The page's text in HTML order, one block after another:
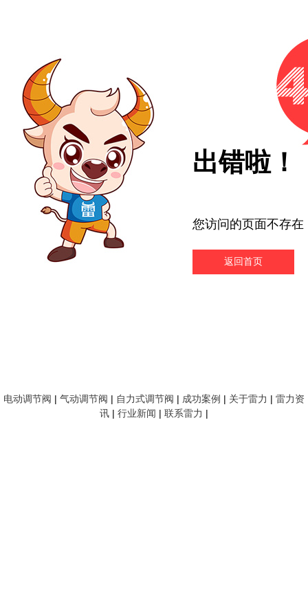
出错啦！
您访问的页面不存在
返回首页
电动调节阀 | 气动调节阀 | 自力式调节阀 | 成功案例 | 关于雷力 | 雷力资
讯 | 行业新闻 | 联系雷力 |